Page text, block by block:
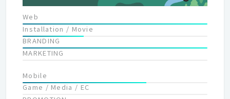
Web
Installation / Movie
BRANDING
MARKETING
Mobile
Game / Media / EC